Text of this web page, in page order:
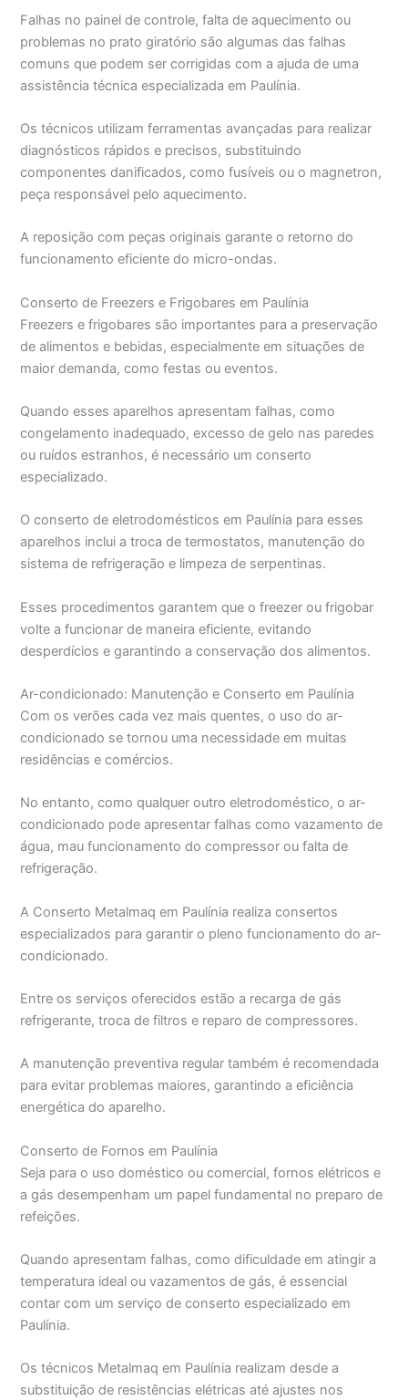
Falhas no painel de controle, falta de aquecimento ou
problemas no prato giratório são algumas das falhas
comuns que podem ser corrigidas com a ajuda de uma
assistência técnica especializada em Paulínia.
Os técnicos utilizam ferramentas avançadas para realizar
diagnósticos rápidos e precisos, substituindo
componentes danificados, como fusíveis ou o magnetron,
peça responsável pelo aquecimento.
A reposição com peças originais garante o retorno do
funcionamento eficiente do micro-ondas.
Conserto de Freezers e Frigobares em Paulínia
Freezers e frigobares são importantes para a preservação
de alimentos e bebidas, especialmente em situações de
maior demanda, como festas ou eventos.
Quando esses aparelhos apresentam falhas, como
congelamento inadequado, excesso de gelo nas paredes
ou ruídos estranhos, é necessário um conserto
especializado.
O conserto de eletrodomésticos em Paulínia para esses
aparelhos inclui a troca de termostatos, manutenção do
sistema de refrigeração e limpeza de serpentinas.
Esses procedimentos garantem que o freezer ou frigobar
volte a funcionar de maneira eficiente, evitando
desperdícios e garantindo a conservação dos alimentos.
Ar-condicionado: Manutenção e Conserto em Paulínia
Com os verões cada vez mais quentes, o uso do ar-
condicionado se tornou uma necessidade em muitas
residências e comércios.
No entanto, como qualquer outro eletrodoméstico, o ar-
condicionado pode apresentar falhas como vazamento de
água, mau funcionamento do compressor ou falta de
refrigeração.
A Conserto Metalmaq em Paulínia realiza consertos
especializados para garantir o pleno funcionamento do ar-
condicionado.
Entre os serviços oferecidos estão a recarga de gás
refrigerante, troca de filtros e reparo de compressores.
A manutenção preventiva regular também é recomendada
para evitar problemas maiores, garantindo a eficiência
energética do aparelho.
Conserto de Fornos em Paulínia
Seja para o uso doméstico ou comercial, fornos elétricos e
a gás desempenham um papel fundamental no preparo de
refeições.
Quando apresentam falhas, como dificuldade em atingir a
temperatura ideal ou vazamentos de gás, é essencial
contar com um serviço de conserto especializado em
Paulínia.
Os técnicos Metalmaq em Paulínia realizam desde a
substituição de resistências elétricas até ajustes nos